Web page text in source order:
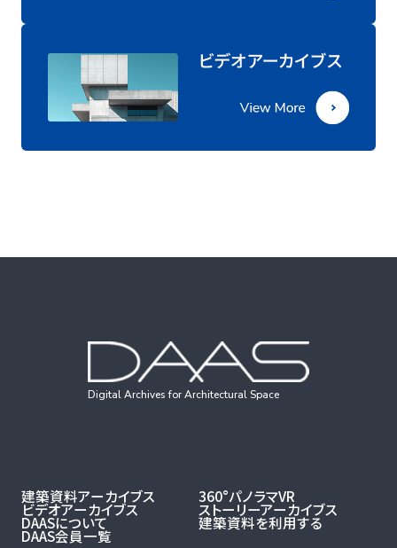
Digital Archives for Architectural Space
建築資料アーカイブス 360°パノラマVR
ビデオアーカイブス ストーリーアーカイブス
DAASについて 建築資料を利用する
DAAS会員一覧